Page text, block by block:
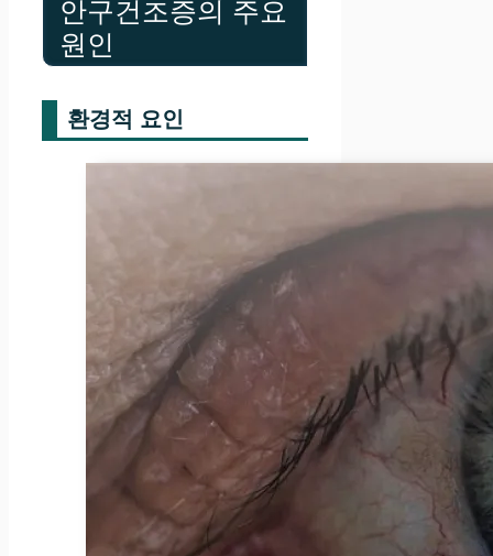
안구건조증의 주요
원인
환경적 요인